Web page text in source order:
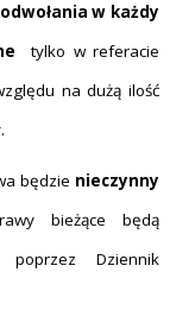
w każdy
tylko w referacie
na dużą ilość
będzie nieczynny
bieżące będą
poprzez Dziennik